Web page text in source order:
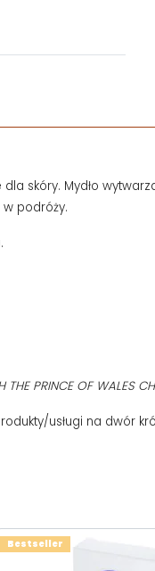
skóry. Mydło
podróży.
THE PRINCE OF WALES
usługi na dwór
Bestseller